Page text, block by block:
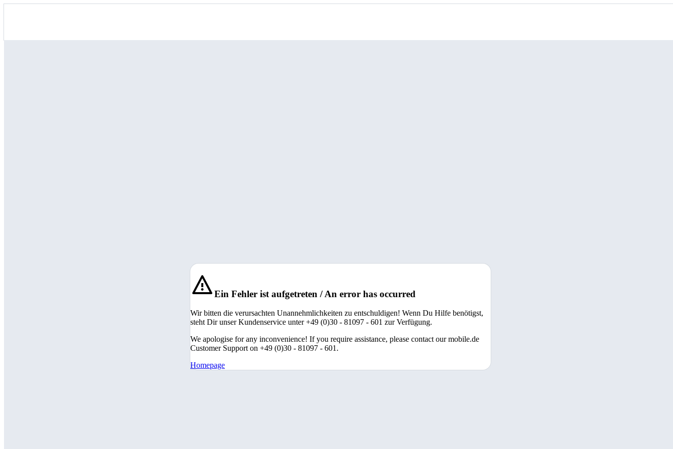
Ein Fehler ist aufgetreten / An error has occurred
Wir bitten die verursachten Unannehmlichkeiten zu entschuldigen! Wenn Du Hilfe benötigst,
steht Dir unser Kundenservice unter +49 (0)30 - 81097 - 601 zur Verfügung.
We apologise for any inconvenience! If you require assistance, please contact our mobile.de
Customer Support on +49 (0)30 - 81097 - 601.
Homepage